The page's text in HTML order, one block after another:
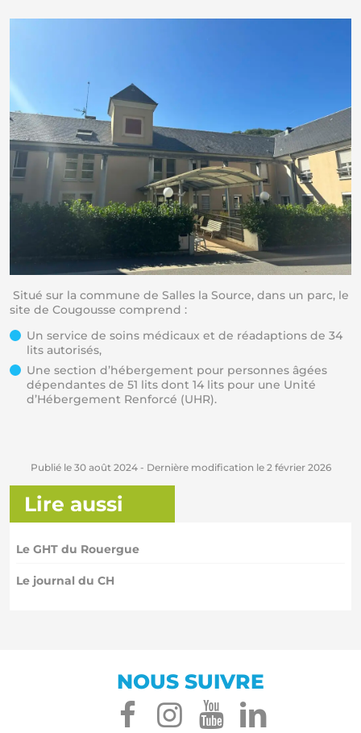
Situé sur la commune de Salles la Source, dans un parc, le
site de Cougousse comprend :
Un service de soins médicaux et de réadaptions de 34
lits autorisés,
Une section d’hébergement pour personnes âgées
dépendantes de 51 lits dont 14 lits pour une Unité
d’Hébergement Renforcé (UHR).
Publié le 30 août 2024- Dernière modification le 2 février 2026
Lire aussi
Le GHT du Rouergue
Le journal du CH
NOUS SUIVRE
facebook
instagram
youtube